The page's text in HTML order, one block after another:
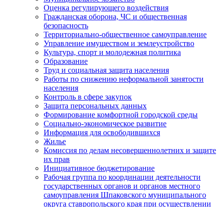
Оценка регулирующего воздействия
Гражданская оборона, ЧС и общественная
безопасность
Территориально-общественное самоуправление
Управление имуществом и землеустройство
Культура, спорт и молодежная политика
Образование
Труд и социальная защита населения
Работы по снижению неформальной занятости
населения
Контроль в сфере закупок
Защита персональных данных
Формирование комфортной городской среды
Социально-экономическое развитие
Информация для освободившихся
Жилье
Комиссия по делам несовершеннолетних и защите
их прав
Инициативное бюджетирование
Рабочая группа по координации деятельности
государственных органов и органов местного
самоуправления Шпаковского муниципального
округа ставропольского края при осуществлении